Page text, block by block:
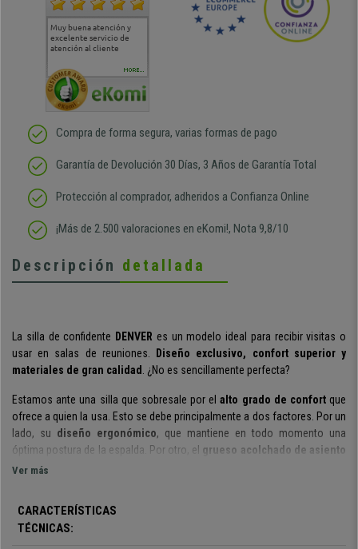
Muy buena atención y
excelente servicio de
atención al cliente
Muy buena atención de
cara al asesoramiento
Si estoy contento
MORE...
Compra de forma segura, varias formas de pago
Garantía de Devolución 30 Días, 3 Años de Garantía Total
Protección al comprador, adheridos a Confianza Online
¡Más de 2.500 valoraciones en eKomi!, Nota 9,8/10
Descripción detallada
La silla de confidente DENVER es un modelo ideal para recibir visitas o
usar en salas de reuniones.
Diseño exclusivo, confort superior y
materiales de gran calidad
. ¿No es sencillamente perfecta?
Estamos ante una silla que sobresale por elalto grado de confortque
ofrece a quien la usa. Esto se debe principalmente a dos factores. Por un
lado, su diseño ergonómico, que mantiene en todo momento una
óptima postura de la espalda. Por otro, el grueso acolchado de asiento
y respaldo
Si nos referimos al diseño de esta silla, no hay más que ver las
Ver más
CARACTERÍSTICAS
TÉCNICAS: